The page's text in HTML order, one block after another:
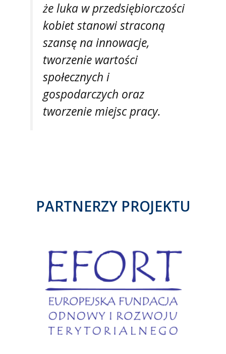
że luka w przedsiębiorczości
kobiet stanowi straconą
szansę na innowacje,
tworzenie wartości
społecznych i
gospodarczych oraz
tworzenie miejsc pracy.
PARTNERZY PROJEKTU